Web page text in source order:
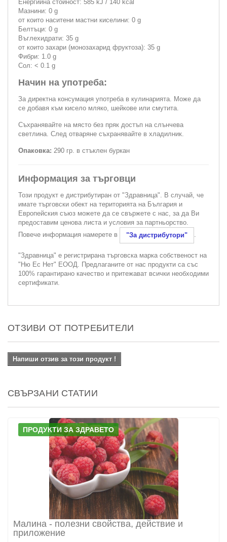
Енергийна стойност: 585 kJ / 140 kcal
Мазнини: 0 g
от които наситени мастни киселини: 0 g
Белтъци: 0 g
Въглехидрати: 35 g
от които захари (монозахарид фруктоза): 35 g
Фибри: 1.0 g
Сол: < 0.1 g
Начин на употреба:
За директна консумация употреба в кулинарията. Може да
се добавя към кисело мляко, шейкове или смутита.
Съхранявайте на място без пряк достъп на слънчева
светлина. След отваряне съхранявайте в хладилник.
Опаковка: 290 гр. в стъклен буркан
Информация за търговци
Този продукт е дистрибутиран от "Здравница". В случай, че
имате търговски обект на територията на България и
Европейския съюз можете да се свържете с нас, за да Ви
предоставим ценова листа и условия за партньорство.
Повече информация намерете в
"За дистрибутори" .
"Здравница" е регистрирана търговска марка собственост на
"Ню Ес Нет" ЕООД. Предлаганите от нас продукти са със
100% гарантирано качество и притежават всички необходими
сертификати.
ОТЗИВИ ОТ ПОТРЕБИТЕЛИ
Напиши отзив за този продукт !
СВЪРЗАНИ СТАТИИ
ПРОДУКТИ ЗА ЗДРАВЕТО
Малина - полезни свойства, действие и
приложение